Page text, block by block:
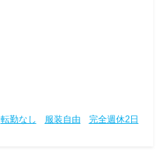
転勤なし 服装自由
完全週休2日